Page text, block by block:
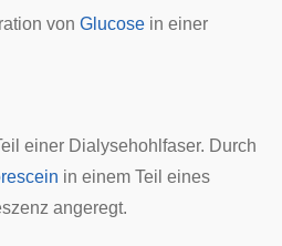
von Glucose in einer
einer Dialysehohlfaser. Durch
in einem Teil eines
angeregt.